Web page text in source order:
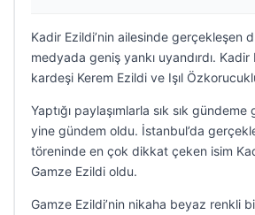
Kadir Ezildi’nin ailesinde gerçekleşen
medyada geniş yankı uyandırdı. Kadir
kardeşi Kerem Ezildi ve Işıl
Yaptığı paylaşımlarla sık sık
yine gündem oldu. İstanbul’da
töreninde en çok dikkat çeken isim
Gamze Ezildi oldu.
Gamze Ezildi’nin nikaha beyaz renkli